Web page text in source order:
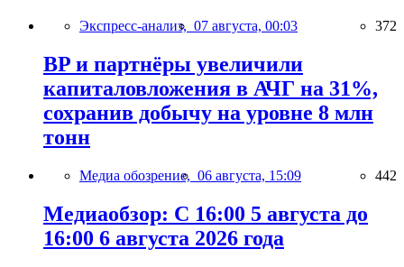
Экспресс-анализ, 07 августа, 00:03 372
BP и партнёры увеличили
капиталовложения в АЧГ на 31%,
сохранив добычу на уровне 8 млн
тонн
Медиа обозрение, 06 августа, 15:09 442
Медиаобзор: С 16:00 5 августа до
16:00 6 августа 2026 года